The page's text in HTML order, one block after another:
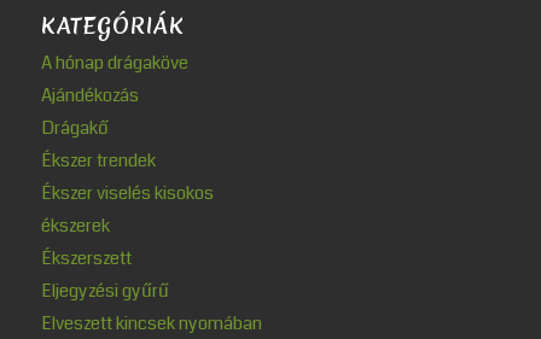
KATEGÓRIÁK
A hónap drágaköve
Ajándékozás
Drágakő
Ékszer trendek
Ékszer viselés kisokos
ékszerek
Ékszerszett
Eljegyzési gyűrű
Elveszett kincsek nyomában